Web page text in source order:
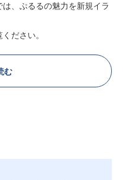
は、ぷるるの魅力を新規イラ
ださい。
いただきました。
がっております。
む